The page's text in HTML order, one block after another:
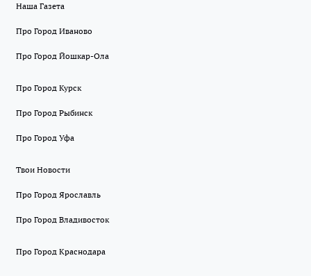
Наша Газета
Про Город Иваново
Про Город Йошкар-Ола
Про Город Курск
Про Город Рыбинск
Про Город Уфа
Твои Новости
Про Город Ярославль
Про Город Владивосток
Про Город Краснодара